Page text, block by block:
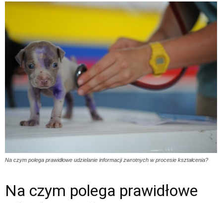
Na czym polega prawidłowe udzielanie informacji zwrotnych w procesie kształcenia?
Na czym polega prawidłowe